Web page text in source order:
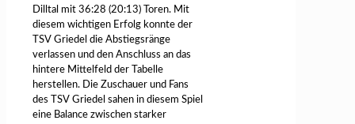
Dilltal mit 36:28 (20:13) Toren. Mit
diesem wichtigen Erfolg konnte der
TSV Griedel die Abstiegsränge
verlassen und den Anschluss an das
hintere Mittelfeld der Tabelle
herstellen. Die Zuschauer und Fans
des TSV Griedel sahen in diesem Spiel
eine Balance zwischen starker